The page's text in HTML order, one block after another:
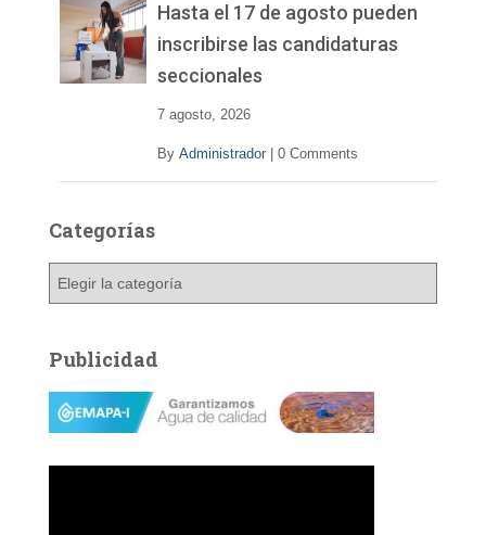
Hasta el 17 de agosto pueden
inscribirse las candidaturas
seccionales
7 agosto, 2026
By Administrador 0 Comments
Categorías
g
o
a
Publicidad